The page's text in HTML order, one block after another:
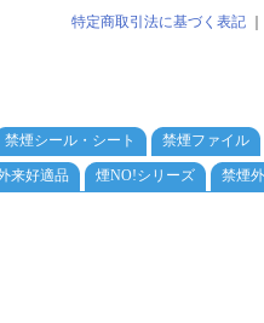
特定商取引法に基づく表記
禁煙シール・シート 禁煙ファイル
来好適品 煙NO!シリーズ 禁煙